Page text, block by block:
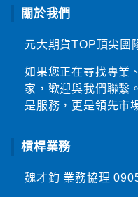
關於我們
元大期貨TOP頂尖團
如果您正在尋找專業
家，歡迎與我們聯繫
是服務，更是領先市
槓桿業務
魏才鈞 業務協理